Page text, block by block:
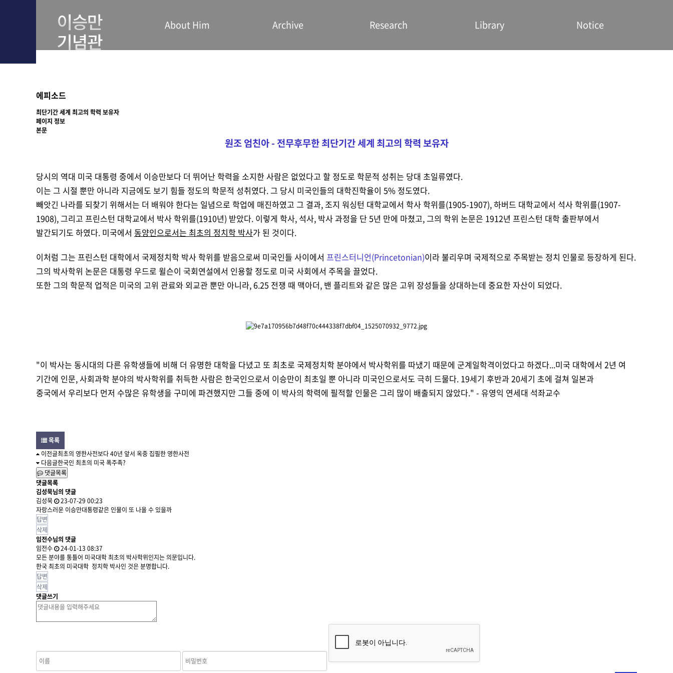
About Him Archive Research Library Notice
에피소드
최단기간 세계 최고의 학력 보유자
페이지 정보
본문
원조 엄친아 - 전무후무한 최단기간 세계 최고의 학력 보유자
당시의 역대 미국 대통령 중에서 이승만보다 더 뛰어난 학력을 소지한 사람은 없었다고 할 정도로 학문적 성취는 당대 초일류였다.
이는 그 시절 뿐만 아니라 지금에도 보기 힘들 정도의 학문적 성취였다. 그 당시 미국인들의 대학진학율이 5% 정도였다.
빼앗긴 나라를 되찾기 위해서는 더 배워야 한다는 일념으로 학업에 매진하였고 그 결과, 조지 워싱턴 대학교에서 학사 학위를(1905-1907), 하버드 대학교에서 석사 학위를(1907-
1908), 그리고 프린스턴 대학교에서 박사 학위를(1910년) 받았다. 이렇게 학사, 석사, 박사 과정을 단 5년 만에 마쳤고, 그의 학위 논문은 1912년 프린스턴 대학 출판부에서
발간되기도 하였다. 미국에서 동양인으로서는 최초의 정치학 박사가 된 것이다.
이처럼 그는 프린스턴 대학에서 국제정치학 박사 학위를 받음으로써 미국인들 사이에서 프린스터니언(Princetonian)이라 불리우며 국제적으로 주목받는 정치 인물로 등장하게 된다.
그의 박사학위 논문은 대통령 우드로 윌슨이 국회연설에서 인용할 정도로 미국 사회에서 주목을 끌었다.
또한 그의 학문적 업적은 미국의 고위 관료와 외교관 뿐만 아니라, 6.25 전쟁 때 맥아더, 밴 플리트와 같은 많​은 고위 장성들을 상대하는데 중요한 자산이 되었다.
"이 박사는 동시대의 다른 유학생들에 비해 더 유명한 대학을 다녔고 또 최초로 국제정치학 분야에서 박사학위를 따냈기 때문에 군계일학격이었다고 하겠다...미국 대학에서 2년 여
기간에 인문, 사회과학 분야의 박사학위를 취득한 사람은 한국인으로서 이승만이 최초일 뿐 아니라 미국인으로서도 극히 드물다. 19세기 후반과 20세기 초에 걸쳐 일본과
중국에서 우리보다 먼저 수많은 유학생을 구미에 파견했지만 그들 중에 이 박사의 학력에 필적할 인물은 그리 많이 배출되지 않았다." - 유영익 연세대 석좌교수
목록
이전글최초의 영한사전보다 40년 앞서 옥중 집필한 영한사전
다음글한국인 최초의 미국 폭주족?
댓글목록
댓글목록
김성묵님의 댓글
김성묵
23-07-29 00:23
자랑스러운 이승만대통령같은 인물이 또 나올 수 있을까
답변
삭제
임전수님의 댓글
임전수
24-01-13 08:37
모든 분야를 통틀어 미국대학 최초의 박사학위인지는 의문입니다.
한국 최초의 미국대학 정치학 박사인 것은 분명합니다.
답변
삭제
댓글쓰기